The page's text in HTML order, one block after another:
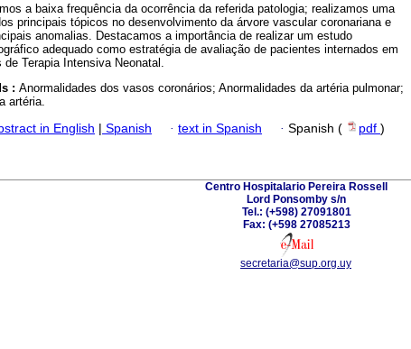
a baixa frequência da ocorrência da referida patologia; realizamos uma
principais tópicos no desenvolvimento da árvore vascular coronariana e
anomalias. Destacamos a importância de realizar um estudo
adequado como estratégia de avaliação de pacientes internados em
de Terapia Intensiva Neonatal.
: Anormalidades dos vasos coronários; Anormalidades da artéria pulmonar;
artéria.
in English Spanish · text in Spanish · Spanish ( pdf )
Centro Hospitalario Pereira Rossell
Lord Ponsomby s/n
Tel.: (+598) 27091801
Fax: (+598 27085213
secretaria@sup.org.uy